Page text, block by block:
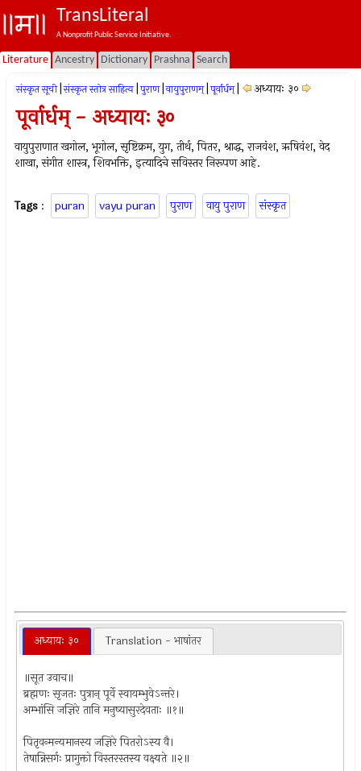
TransLiteral
A Nonprofit Public Service Initiative.
Literature Ancestry Dictionary Prashna Search
संस्कृत सूची संस्कृत स्तोत्र साहित्य पुराण वायुपुराणम् पूर्वार्धम् अध्यायः ३०
पूर्वार्धम् - अध्यायः ३०
वायुपुराणात खगोल, भूगोल, सृष्टिक्रम, युग, तीर्थ, पितर, श्राद्ध, राजवंश, ऋषिवंश, वेद
शाखा, संगीत शास्त्र, शिवभक्ति, इत्यादिचे सविस्तर निरूपण आहे.
Tags : puran vayu puran पुराण वायु पुराण संस्कृत
अध्यायः ३० Translation - भाषांतर
॥सूत उवाच॥
ब्रह्मणः सृजतः पुत्रान् पूर्वे स्वायम्भुवेऽन्तरे।
अम्भांसि जज्ञिरे तानि मनुष्यासुरदेवताः ॥१॥
पितृवन्मन्यमानस्य जज्ञिरे पितरोऽस्य वै।
तेषान्निसर्गः प्रागुक्तो विस्तरस्तस्य वक्ष्यते ॥२॥